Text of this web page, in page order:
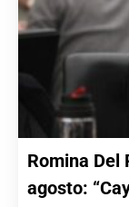
Romina Del
agosto: